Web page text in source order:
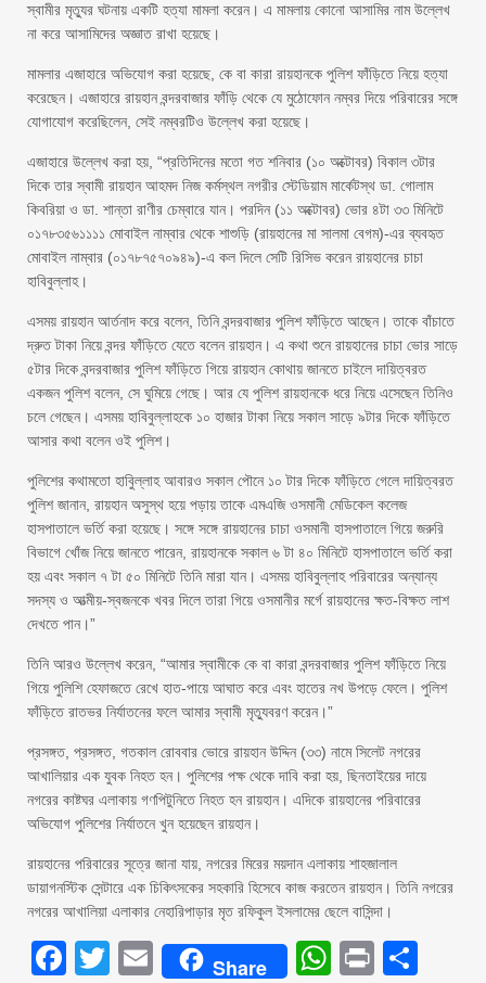
স্বামীর মৃত্যুর ঘটনায় একটি হত্যা মামলা করেন। এ মামলায় কোনো আসামির নাম উল্লেখ
না করে আসামিদের অজ্ঞাত রাখা হয়েছে।
মামলার এজাহারে অভিযোগ করা হয়েছে, কে বা কারা রায়হানকে পুলিশ ফাঁড়িতে নিয়ে হত্যা
করেছেন। এজাহারে রায়হান বন্দরবাজার ফাঁড়ি থেকে যে মুঠোফোন নম্বর দিয়ে পরিবারের সঙ্গে
যোগাযোগ করেছিলেন, সেই নম্বরটিও উল্লেখ করা হয়েছে।
এজাহারে উল্লেখ করা হয়, “প্রতিদিনের মতো গত শনিবার (১০ অক্টোবর) বিকাল ৩টার
দিকে তার স্বামী রায়হান আহমদ নিজ কর্মস্থল নগরীর স্টেডিয়াম মার্কেটস্থ ডা. গোলাম
কিবরিয়া ও ডা. শান্তা রাণীর চেম্বারে যান। পরদিন (১১ অক্টোবর) ভোর ৪টা ৩৩ মিনিটে
০১৭৮৩৫৬১১১১ মোবাইল নাম্বার থেকে শাশুড়ি (রায়হানের মা সালমা বেগম)-এর ব্যবহৃত
মোবাইল নাম্বার (০১৭৮৭৫৭০৯৪৯)-এ কল দিলে সেটি রিসিভ করেন রায়হানের চাচা
হাবিবুল্লাহ।
এসময় রায়হান আর্তনাদ করে বলেন, তিনি বন্দরবাজার পুলিশ ফাঁড়িতে আছেন। তাকে বাঁচাতে
দ্রুত টাকা নিয়ে বন্দর ফাঁড়িতে যেতে বলেন রায়হান। এ কথা শুনে রায়হানের চাচা ভোর সাড়ে
৫টার দিকে বন্দরবাজার পুলিশ ফাঁড়িতে গিয়ে রায়হান কোথায় জানতে চাইলে দায়িত্বরত
একজন পুলিশ বলেন, সে ঘুমিয়ে গেছে। আর যে পুলিশ রায়হানকে ধরে নিয়ে এসেছেন তিনিও
চলে গেছেন। এসময় হাবিবুল্লাহকে ১০ হাজার টাকা নিয়ে সকাল সাড়ে ৯টার দিকে ফাঁড়িতে
আসার কথা বলেন ওই পুলিশ।
পুলিশের কথামতো হাবিুল্লাহ আবারও সকাল পৌনে ১০ টার দিকে ফাঁড়িতে গেলে দায়িত্বরত
পুলিশ জানান, রায়হান অসুস্থ হয়ে পড়ায় তাকে এমএজি ওসমানী মেডিকেল কলেজ
হাসপাতালে ভর্তি করা হয়েছে। সঙ্গে সঙ্গে রায়হানের চাচা ওসমানী হাসপাতালে গিয়ে জরুরি
বিভাগে খোঁজ নিয়ে জানতে পারেন, রায়হানকে সকাল ৬ টা ৪০ মিনিটে হাসপাতালে ভর্তি করা
হয় এবং সকাল ৭ টা ৫০ মিনিটে তিনি মারা যান। এসময় হাবিবুল্লাহ পরিবারের অন্যান্য
সদস্য ও আত্মীয়-স্বজনকে খবর দিলে তারা গিয়ে ওসমানীর মর্গে রায়হানের ক্ষত-বিক্ষত লাশ
দেখতে পান।”
তিনি আরও উল্লেখ করেন, “আমার স্বামীকে কে বা কারা বন্দরবাজার পুলিশ ফাঁড়িতে নিয়ে
গিয়ে পুলিশি হেফাজতে রেখে হাত-পায়ে আঘাত করে এবং হাতের নখ উপড়ে ফেলে। পুলিশ
ফাঁড়িতে রাতভর নির্যাতনের ফলে আমার স্বামী মৃত্যুবরণ করেন।”
প্রসঙ্গত, প্রসঙ্গত, গতকাল রোববার ভোরে রায়হান উদ্দিন (৩৩) নামে সিলেট নগরের
আখালিয়ার এক যুবক নিহত হন। পুলিশের পক্ষ থেকে দাবি করা হয়, ছিনতাইয়ের দায়ে
নগরের কাষ্টঘর এলাকায় গণপিটুনিতে নিহত হন রায়হান। এদিকে রায়হানের পরিবারের
অভিযোগ পুলিশের নির্যাতনে খুন হয়েছেন রায়হান।
রায়হানের পরিবারের সূত্রে জানা যায়, নগরের মিরের ময়দান এলাকায় শাহজালাল
ডায়াগনস্টিক সেন্টারে এক চিকিৎসকের সহকারি হিসেবে কাজ করতেন রায়হান। তিনি নগরের
নগরের আখালিয়া এলাকার নেহারিপাড়ার মৃত রফিকুল ইসলামের ছেলে বাসিন্দা।
Facebook
Twitter
EmailShare Print